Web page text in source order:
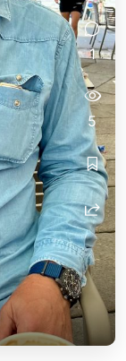
1
5